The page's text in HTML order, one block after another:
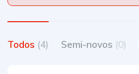
Todos (4) Semi-novos (0)